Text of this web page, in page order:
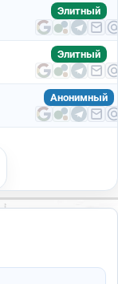
Элитный
Элитный
Анонимный